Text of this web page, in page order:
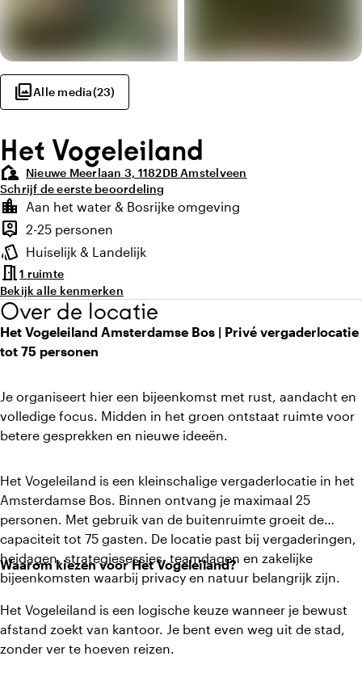
photo_libraryAlle media(23)
Het Vogeleiland
location_away Nieuwe Meerlaan 3, 1182DB Amstelveen
Schrijf de eerste beoordeling
Highlights
location_city
Locatie en omgeving
Aan het water & Bosrijke omgeving
person_pin
Capaciteit
2-25 personen
style
Sfeer en uitstraling
Huiselijk & Landelijk
meeting_room1 ruimte
Bekijk alle kenmerken
Over de locatie
Het Vogeleiland Amsterdamse Bos | Privé vergaderlocatie
tot 75 personen
Je organiseert hier een bijeenkomst met rust, aandacht en
volledige focus. Midden in het groen ontstaat ruimte voor
betere gesprekken en nieuwe ideeën.
Het Vogeleiland is een kleinschalige vergaderlocatie in het
Amsterdamse Bos. Binnen ontvang je maximaal 25
personen. Met gebruik van de buitenruimte groeit de
capaciteit tot 75 gasten. De locatie past bij vergaderingen,
heidagen, strategiesessies, teamdagen en zakelijke
bijeenkomsten waarbij privacy en natuur belangrijk zijn.
Waarom kiezen voor Het Vogeleiland?
Het Vogeleiland is een logische keuze wanneer je bewust
afstand zoekt van kantoor. Je bent even weg uit de stad,
zonder ver te hoeven reizen.